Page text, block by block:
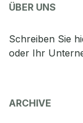
ÜBER UNS
Schreiben Sie
oder Ihr
ARCHIVE